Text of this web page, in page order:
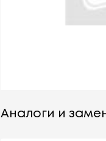
Аналоги и